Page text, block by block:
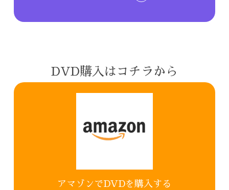
DVD購入はコチラから
アマゾンでDVDを購入する